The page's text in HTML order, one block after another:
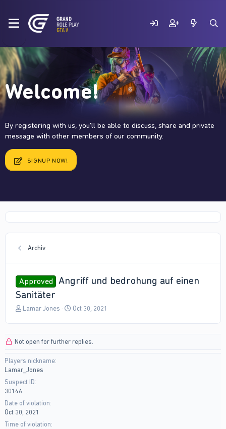
Welcome!
By registering with us, you'll be able to discuss, share and private
message with other members of our community.
SIGNUP NOW!
Archiv
Approved
Angriff und bedrohung auf einen
Sanitäter
T
a
s
t
a
t
e
r
Lamar Jones
S
t
Oct 30, 2021
Not open for further replies.
Players nickname
Lamar_Jones
Suspect ID
30146
Date of violation
Oct 30, 2021
Time of violation